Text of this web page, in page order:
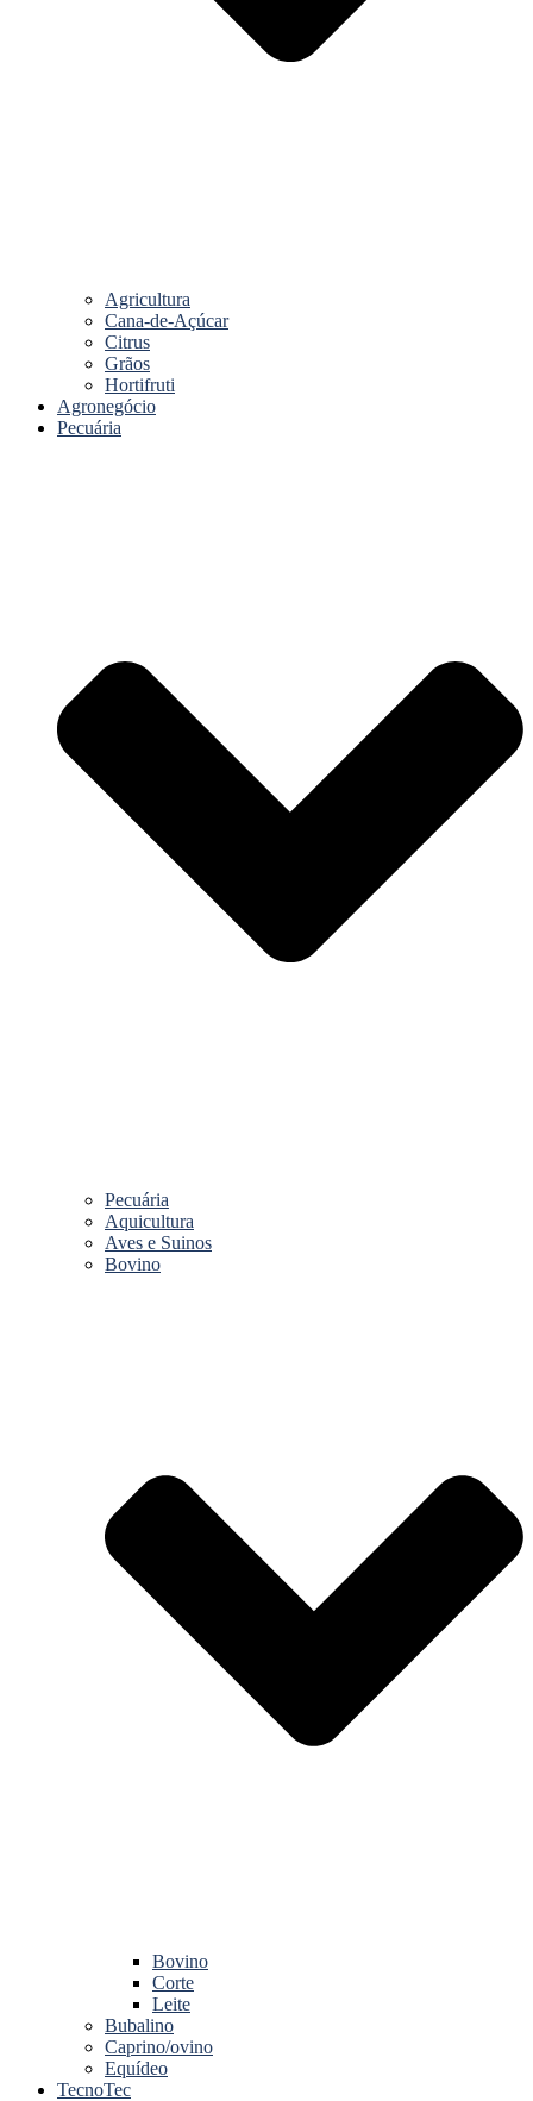
Agricultura
Cana-de-Açúcar
Citrus
Grãos
Hortifruti
Agronegócio
Pecuária
Pecuária
Aquicultura
Aves e Suinos
Bovino
Bovino
Corte
Leite
Bubalino
Caprino/ovino
Equídeo
TecnoTec